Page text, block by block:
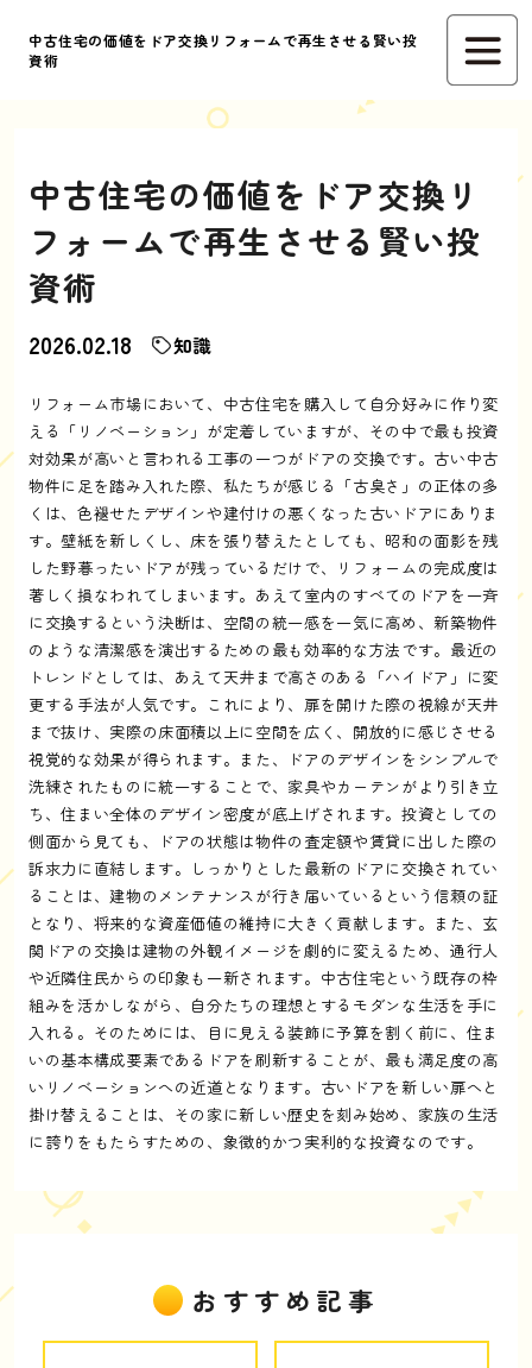
中古住宅の価値をドア交換リフォームで再生させる賢い投
資術
中古住宅の価値をドア交換リ
フォームで再生させる賢い投
資術
2026.02.18 知識
リフォーム市場において、中古住宅を購入して自分好みに作り変
える「リノベーション」が定着していますが、その中で最も投資
対効果が高いと言われる工事の一つがドアの交換です。古い中古
物件に足を踏み入れた際、私たちが感じる「古臭さ」の正体の多
くは、色褪せたデザインや建付けの悪くなった古いドアにありま
す。壁紙を新しくし、床を張り替えたとしても、昭和の面影を残
した野暮ったいドアが残っているだけで、リフォームの完成度は
著しく損なわれてしまいます。あえて室内のすべてのドアを一斉
に交換するという決断は、空間の統一感を一気に高め、新築物件
のような清潔感を演出するための最も効率的な方法です。最近の
トレンドとしては、あえて天井まで高さのある「ハイドア」に変
更する手法が人気です。これにより、扉を開けた際の視線が天井
まで抜け、実際の床面積以上に空間を広く、開放的に感じさせる
視覚的な効果が得られます。また、ドアのデザインをシンプルで
洗練されたものに統一することで、家具やカーテンがより引き立
ち、住まい全体のデザイン密度が底上げされます。投資としての
側面から見ても、ドアの状態は物件の査定額や賃貸に出した際の
訴求力に直結します。しっかりとした最新のドアに交換されてい
ることは、建物のメンテナンスが行き届いているという信頼の証
となり、将来的な資産価値の維持に大きく貢献します。また、玄
関ドアの交換は建物の外観イメージを劇的に変えるため、通行人
や近隣住民からの印象も一新されます。中古住宅という既存の枠
組みを活かしながら、自分たちの理想とするモダンな生活を手に
入れる。そのためには、目に見える装飾に予算を割く前に、住ま
いの基本構成要素であるドアを刷新することが、最も満足度の高
いリノベーションへの近道となります。古いドアを新しい扉へと
掛け替えることは、その家に新しい歴史を刻み始め、家族の生活
に誇りをもたらすための、象徴的かつ実利的な投資なのです。
おすすめ記事